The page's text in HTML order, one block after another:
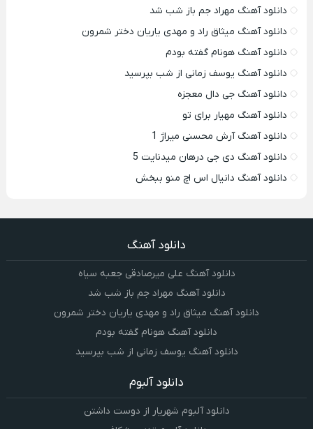
دانلود آهنگ مهراد جم باز شب شد
دانلود آهنگ میثاق راد و مهدی یاریان دختر شمرون
دانلود آهنگ هونام گفته بودم
دانلود آهنگ یوسف زمانی از شب بپرسید
دانلود آهنگ جی دال معجزه
دانلود آهنگ مهیار برای تو
دانلود آهنگ آرش محسنی میراژ 1
دانلود آهنگ دی جی درهان میدنایت 5
دانلود آهنگ دانیال اس اچ منو ببخش
دانلود آهنگ
دانلود آهنگ علی میرصادقی جعبه سیاه
دانلود آهنگ مهراد جم باز شب شد
دانلود آهنگ میثاق راد و مهدی یاریان دختر شمرون
دانلود آهنگ هونام گفته بودم
دانلود آهنگ یوسف زمانی از شب بپرسید
دانلود آلبوم
دانلود آلبوم شهریار از دوست داشتن